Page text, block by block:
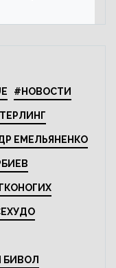
#НОВОСТИ
ЕМЕЛЬЯНЕНКО